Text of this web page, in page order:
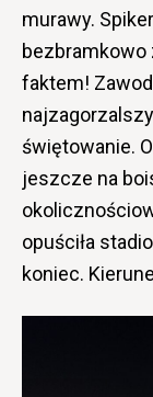
murawy.
bezbramkowo
faktem!
świętowanie.
jeszcze na
opuściła
koniec.